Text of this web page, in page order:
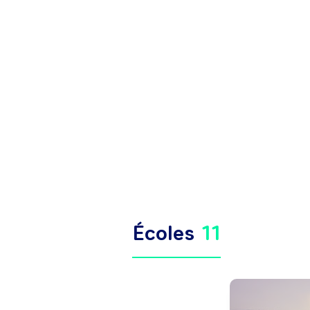
Écoles 11